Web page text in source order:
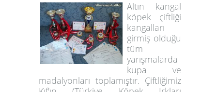
Altın kangal
köpek çiftliği
kangalları
girmiş olduğu
tüm
yarışmalarda
kupa ve
madalyonları toplamıştır. Çiftliğimiz